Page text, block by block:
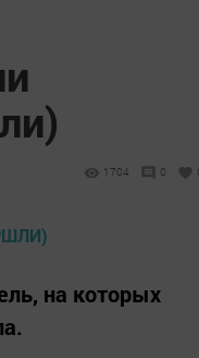
1704 0
на которых